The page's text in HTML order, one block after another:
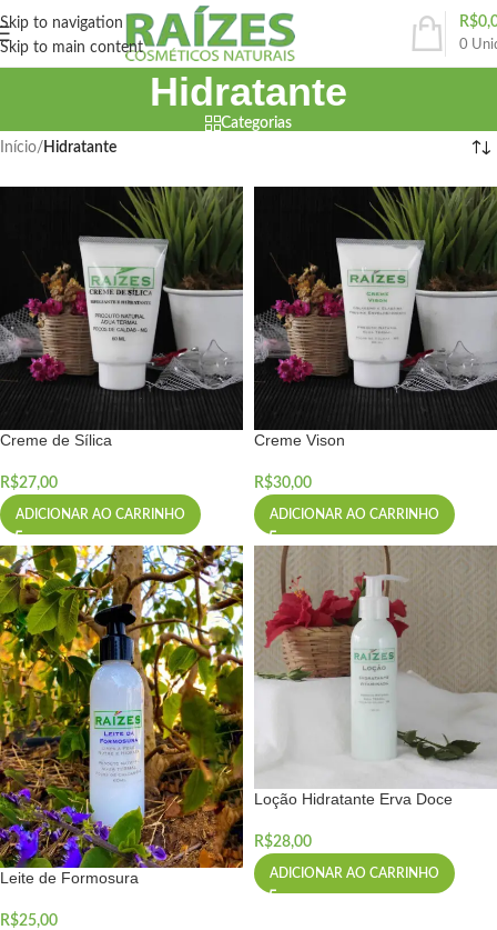
Skip to navigation
Skip to main content
0
R$
Hidratante
Categorias
Início/ Hidratante
Creme de Sílica
R$27,00
ADICIONAR AO CARRINHO
Creme Vison
R$30,00
ADICIONAR AO CARRINHO
Leite de Formosura
R$25,00
Loção Hidratante Erva Doce
R$28,00
ADICIONAR AO CARRINHO